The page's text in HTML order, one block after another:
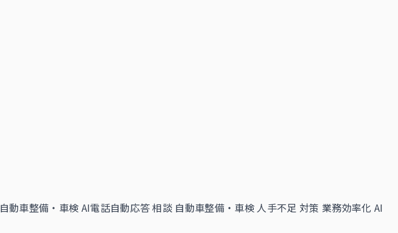
自動車整備・車検 AI電話自動応答 相談 自動車整備・車検 人手不足 対策 業務効率化 AI